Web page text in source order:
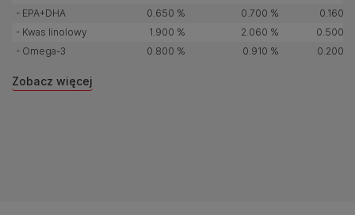
- EPA+DHA
0.650 % 0.700 %
0.160 g
- Kwas linolowy
1.900 % 2.060 %
0.500 g
- Omega-3
0.800 % 0.910 % 0.200 g
Zobacz więcej